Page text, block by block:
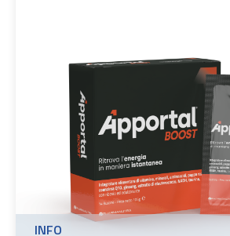
INFO